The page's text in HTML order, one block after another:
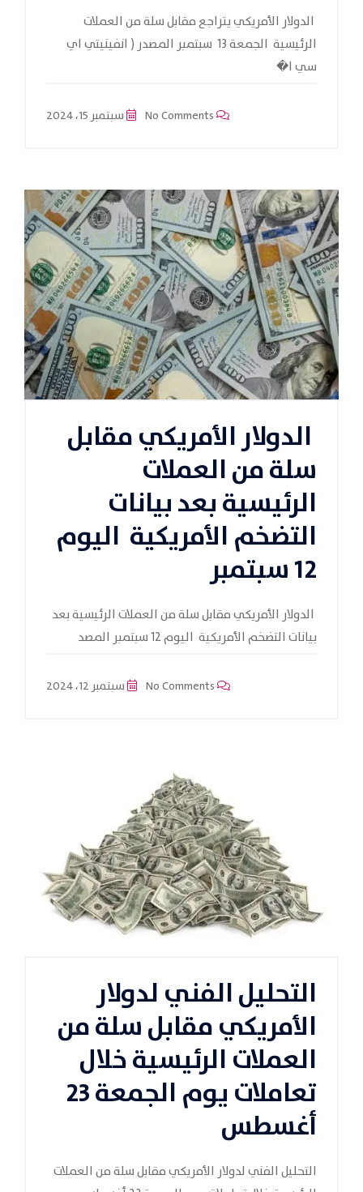
الدولار الأمريكي يتراجع مقابل سلة من العملات
الرئيسية الجمعة 13 سبتمبر المصدر ( انفينيتي اي
سي ا�
سبتمبر 15، 2024
الدولار الأمريكي مقابل
سلة من العملات
الرئيسية بعد بيانات
التضخم الأمريكية اليوم
12 سبتمبر
الدولار الأمريكي مقابل سلة من العملات الرئيسية بعد
بيانات التضخم الأمريكية اليوم 12 سبتمبر المصد
سبتمبر 12، 2024
التحليل الفني لدولار
الأمريكي مقابل سلة من
العملات الرئيسية خلال
تعاملات يوم الجمعة 23
أغسطس
التحليل الفني لدولار الأمريكي مقابل سلة من العملات